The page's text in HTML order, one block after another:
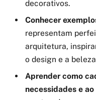
decorativos.
Conhecer
representam
arquitetura,
o design e a
Aprender como
necessidades e